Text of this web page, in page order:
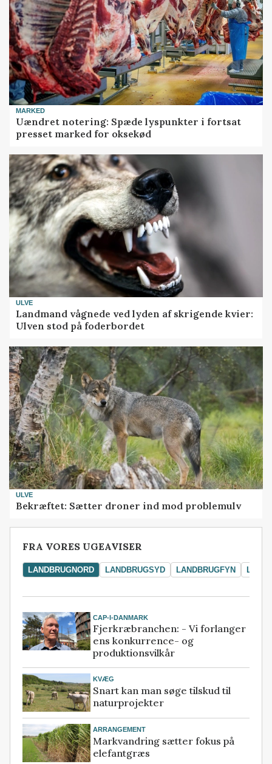
MARKED
Uændret notering: Spæde lyspunkter i fortsat
presset marked for oksekød
ULVE
Landmand vågnede ved lyden af skrigende kvier:
Ulven stod på foderbordet
ULVE
Bekræftet: Sætter droner ind mod problemulv
FRA VORES UGEAVISER
LANDBRUGNORD LANDBRUGSYD LANDBRUGFYN
CAP-I-DANMARK
Fjerkræbranchen: - Vi forlanger
ens konkurrence- og
produktionsvilkår
KVÆG
Snart kan man søge tilskud til
naturprojekter
ARRANGEMENT
Markvandring sætter fokus på
elefantgræs